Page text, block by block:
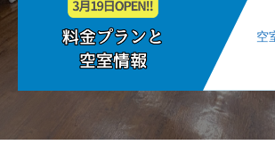
空